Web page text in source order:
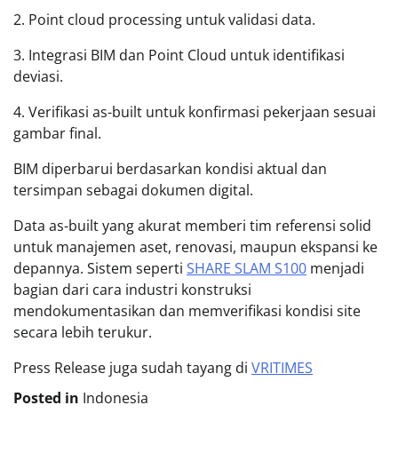
2. Point cloud processing untuk validasi data.
3. Integrasi BIM dan Point Cloud untuk identifikasi
deviasi.
4. Verifikasi as-built untuk konfirmasi pekerjaan sesuai
gambar final.
BIM diperbarui berdasarkan kondisi aktual dan
tersimpan sebagai dokumen digital.
Data as-built yang akurat memberi tim referensi solid
untuk manajemen aset, renovasi, maupun ekspansi ke
depannya. Sistem seperti SHARE SLAM S100 menjadi
bagian dari cara industri konstruksi
mendokumentasikan dan memverifikasi kondisi site
secara lebih terukur.
Press Release juga sudah tayang di VRITIMES
Posted in Indonesia